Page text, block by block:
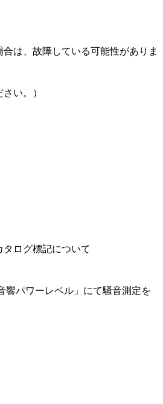
、故障している可能性がありま
い。）
ログ標記について
響パワーレベル」にて騒音測定を